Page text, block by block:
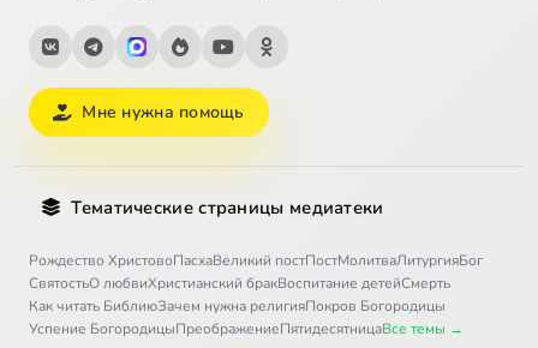
Мне нужна помощь
Тематические страницы медиатеки
Рождество ХристовоПасхаВеликий постПостМолитваЛитургияБог
СвятостьО любвиХристианский бракВоспитание детейСмерть
Как читать БиблиюЗачем нужна религияПокров Богородицы
Успение БогородицыПреображениеПятидесятницаВсе темы →